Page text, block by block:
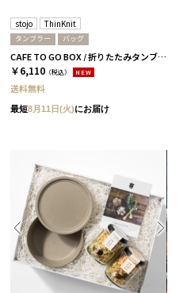
stojo ThinKnit
タンブラー バッグ
CAFE TO GO BOX / 折りたたみタンブラー+バッグ / アイボリー
￥6,110 （税込） NEW
送料無料
最短8月11日(火)にお届け